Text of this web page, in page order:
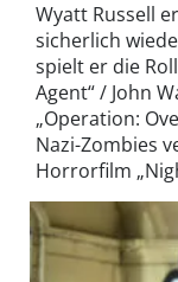
Wyatt Russell
sicherlich
spielt er die
Agent“ / John
„Operation:
Nazi-Zombies
Horrorfilm